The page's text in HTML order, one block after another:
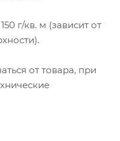
г/кв. м (зависит от
от товара, при